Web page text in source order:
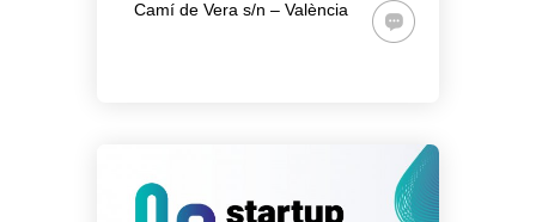
Camí de Vera s/n – València